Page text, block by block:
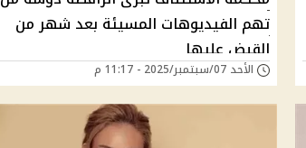
تهم الفيديوهات المسيئة بعد شهر من
القبض عليها
الأحد 07/سبتمبر/2025 - 11:17 م